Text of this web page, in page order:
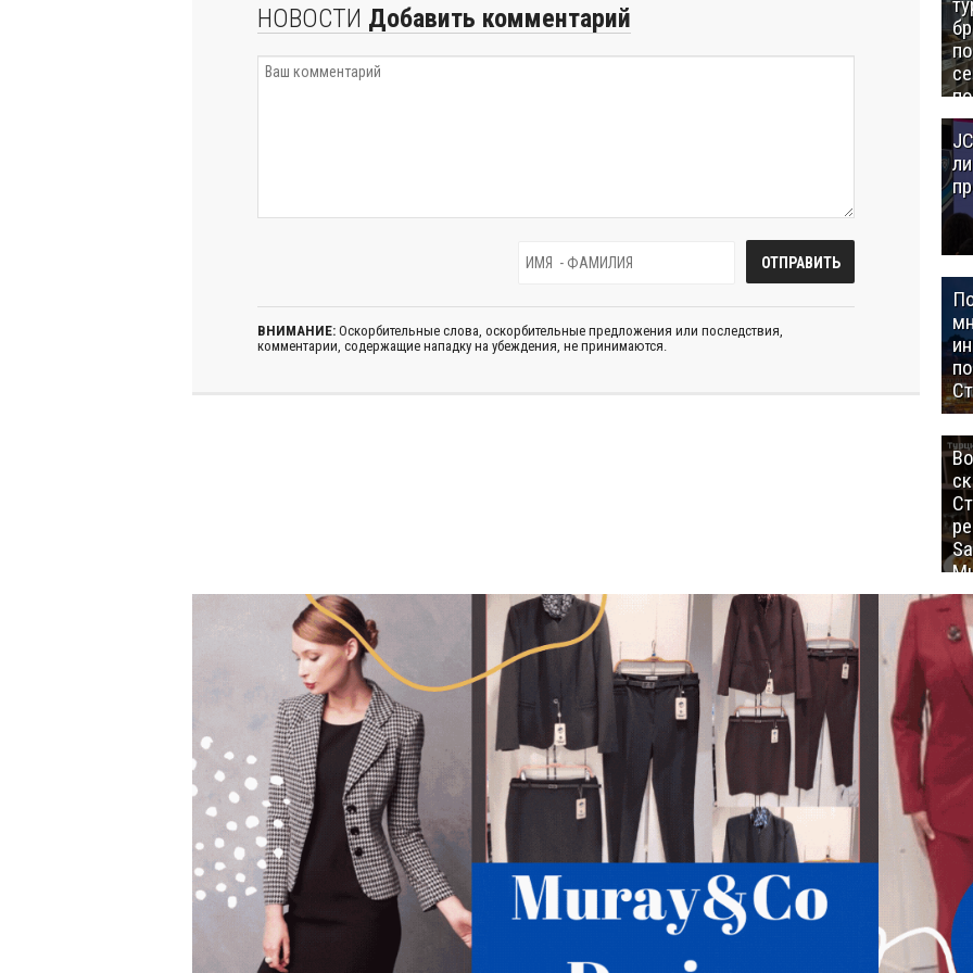
НОВОСТИ Добавить комментарий
ВНИМАНИЕ: Оскорбительные слова, оскорбительные предложения или последствия,
комментарии, содержащие нападку на убеждения, не принимаются.